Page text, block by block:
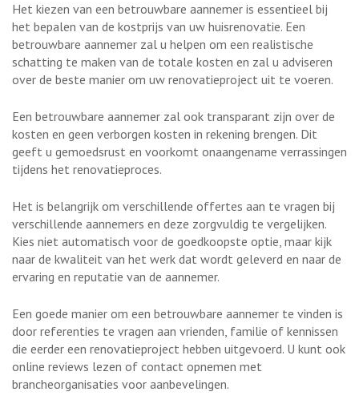
Het kiezen van een betrouwbare aannemer is essentieel bij
het bepalen van de kostprijs van uw huisrenovatie. Een
betrouwbare aannemer zal u helpen om een realistische
schatting te maken van de totale kosten en zal u adviseren
over de beste manier om uw renovatieproject uit te voeren.
Een betrouwbare aannemer zal ook transparant zijn over de
kosten en geen verborgen kosten in rekening brengen. Dit
geeft u gemoedsrust en voorkomt onaangename verrassingen
tijdens het renovatieproces.
Het is belangrijk om verschillende offertes aan te vragen bij
verschillende aannemers en deze zorgvuldig te vergelijken.
Kies niet automatisch voor de goedkoopste optie, maar kijk
naar de kwaliteit van het werk dat wordt geleverd en naar de
ervaring en reputatie van de aannemer.
Een goede manier om een betrouwbare aannemer te vinden is
door referenties te vragen aan vrienden, familie of kennissen
die eerder een renovatieproject hebben uitgevoerd. U kunt ook
online reviews lezen of contact opnemen met
brancheorganisaties voor aanbevelingen.